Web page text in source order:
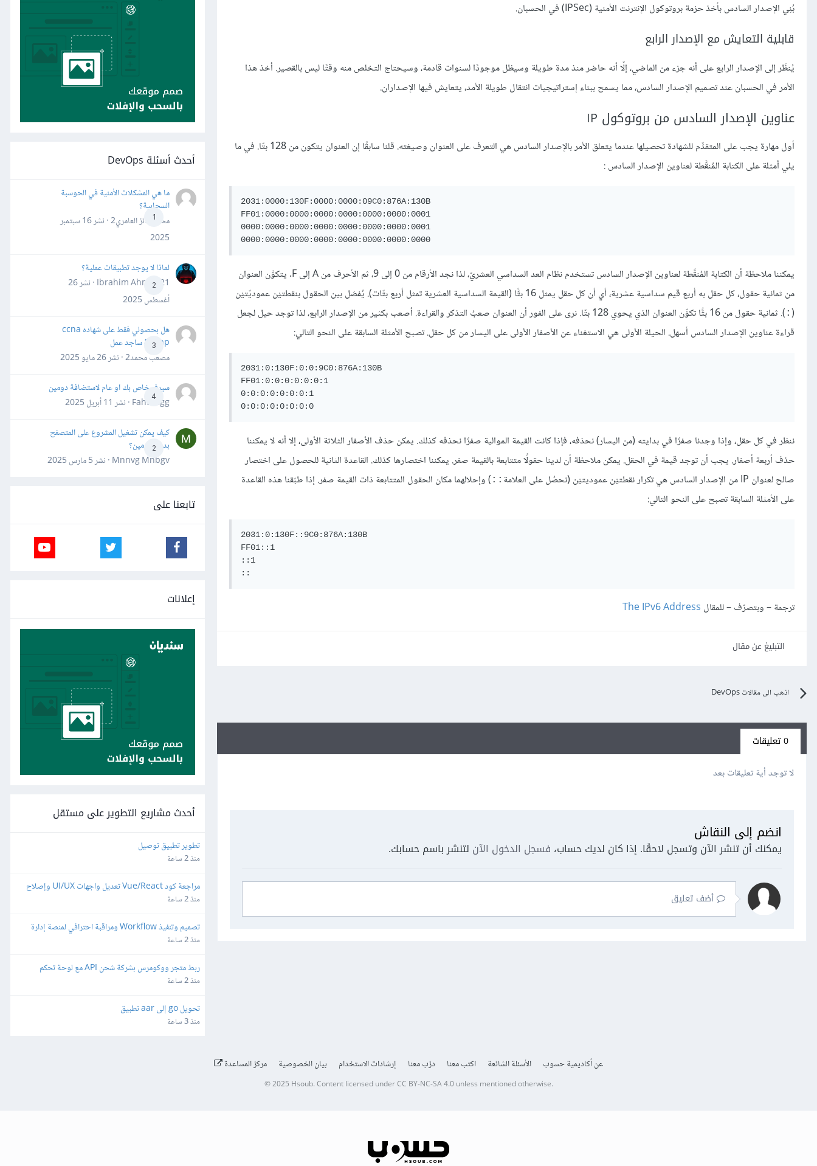
بُنِي الإصدار السادس بأخذ حزمة بروتوكول الإنترنت الأمنية (IPSec) في الحسبان.
قابلية التعايش مع الإصدار الرابع
يُنظَر إلى الإصدار الرابع على أنه جزء من الماضي، إلّا أنه حاضر منذ مدة طويلة وسيظل موجودًا لسنوات قادمة، وسيحتاج التخلص منه وقتًا ليس بالقصير. أخذ هذا
الأمر في الحسبان عند تصميم الإصدار السادس، مما يسمح ببناء إستراتيجيات انتقال طويلة الأمد، يتعايش فيها الإصداران.
عناوين الإصدار السادس من بروتوكول IP
أول مهارة يجب على المتقدِّم للشهادة تحصيلها عندما يتعلق الأمر بالإصدار السادس هي التعرف على العنوان وصيغته. قلنا سابقًا إن العنوان يتكون من 128 بتّا. في ما
يلي أمثلة على الكتابة المُنقَّطة لعناوين الإصدار السادس :
2031:0000:130F:0000:0000:09C0:876A:130B
FF01:0000:0000:0000:0000:0000:0000:0001
0000:0000:0000:0000:0000:0000:0000:0001
يمكننا ملاحظة أن الكتابة المُنقَّطة لعناوين الإصدار السادس تستخدم نظام العد السداسي العشريّ، لذا نجد الأرقام من 0 إلى 9، ثم الأحرف من A إلى F. يتكوَّن العنوان
من ثمانية حقول، كل حقل به أربع قيم سداسية عشرية، أي أن كل حقل يمثل 16 بتًّا (القيمة السداسية العشرية تمثل أربع بتّات). يُفصَل بين الحقول بنقطتيْن عموديّتيْن
(
:
). ثمانية حقول من 16 بتًّا تكوِّن العنوان الذي يحوي 128 بتّا. نرى على الفور أن العنوان صعبُ التذكر والقراءة. أصعب بكثير من الإصدار الرابع، لذا توجد حيل لجعل
قراءة عناوين الإصدار السادس أسهل. الحيلة الأولى هي الاستغناء عن الأصفار الأولى على اليسار من كل حقل. تصبح الأمثلة السابقة على النحو التالي:
2031:0:130F:0:0:9C0:876A:130B
FF01:0:0:0:0:0:0:1
0:0:0:0:0:0:0:1
ننظر في كل حقل، وإذا وجدنا صفرًا في بدايته (من اليسار) نحذفه، فإذا كانت القيمة الموالية صفرًا نحذفه كذلك. يمكن حذف الأصفار الثلاثة الأولى، إلا أنه لا يمكننا
حذف أربعة أصفار. يجب أن توجد قيمة في الحقل. يمكن ملاحظة أن لدينا حقولًا متتابعة بالقيمة صفر. يمكننا اختصارها كذلك. القاعدة الثانية للحصول على اختصار
صالح لعنوان IP من الإصدار السادس هي تكرار نقطتيْن عموديتيْن (نحصُل على العلامة
:: ) وإحلالهما مكان الحقول المتتابعة ذات القيمة صفر. إذا طبّقنا هذه القاعدة
على الأمثلة السابقة تصبح على النحو التالي:
2031:0:130F::9C0:876A:130B
FF01::1
::1
ترجمة – وبتصرّف – للمقال The IPv6 Address
التبليغ عن مقال
اذهب الى مقالات DevOps
0 تعليقات
لا توجد أية تعليقات بعد
انضم إلى النقاش
يمكنك أن تنشر الآن وتسجل لاحقًا. إذا كان لديك حساب، فسجل الدخول الآن لتنشر باسم حسابك.
أضف تعليق
أحدث أسئلة DevOps
1
ما هي المشكلات الأمنية في الحوسبة
السحابية؟
محمد فائز العامري2 · نشر
16 سبتمبر
2025
2
لماذا لا يوجد تطبيقات عملية؟
Ibrahim Ahmed21 · نشر
26
أغسطس 2025
3
هل بحصولي فقط على شهاده ccna
&ccnp ساجد عمل
مصعب محمد2 · نشر
26 مايو 2025
4
سيرفر خاص بك او عام لاستضافة دومين
Fahd Ggg · نشر
11 أبريل 2025
2
كيف يمكن تشغيل المشروع على المتصفح
بدون دومين؟
Mnnvg Mnbgv · نشر
5 مارس 2025
تابعنا على
إعلانات
أحدث مشاريع التطوير على مستقل
تطوير تطبيق توصيل
منذ 2 ساعة
ثغرات
منذ 2 ساعة
شبكات وميكروتك مبنية على Laravel/Radius
منذ 2 ساعة
مخصصة
منذ 2 ساعة
تحويل go إلى aar تطبيق
منذ 3 ساعة
عن أكاديمية حسوب الأسئلة الشائعة اكتب معنا درّب معنا إرشادات الاستخدام بيان الخصوصية مركز المساعدة
© 2025 Hsoub.Content licensed underCC BY-NC-SA 4.0unless mentioned otherwise.